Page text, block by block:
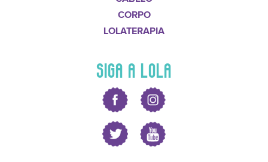
CORPO
LOLATERAPIA
SIGA A LOLA